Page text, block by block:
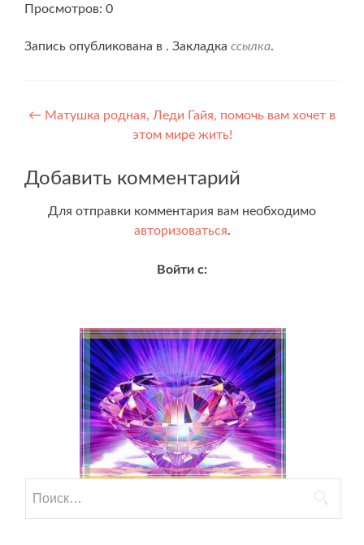
Просмотров: 0
Запись опубликована в . Закладка ссылка.
Навигация
записям
← Матушка родная, Леди Гайя, помочь вам хочет в
этом мире жить!
Добавить комментарий
Для отправки комментария вам необходимо
авторизоваться.
Войти с: